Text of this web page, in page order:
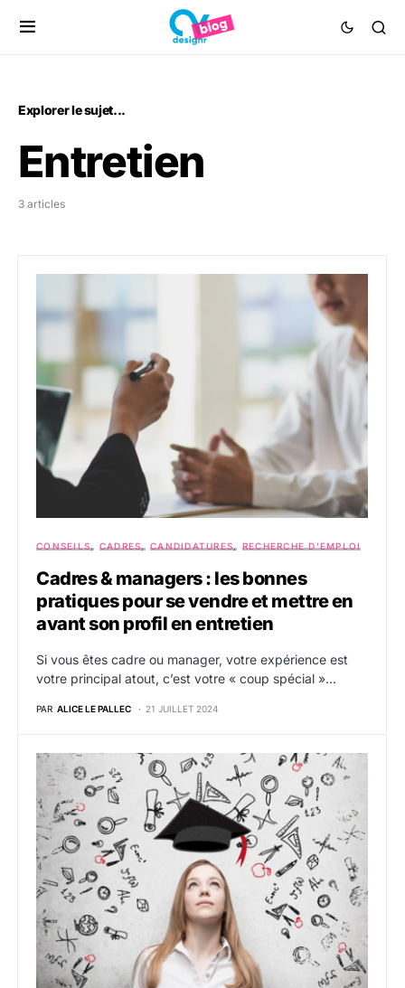
Explorer le sujet...
Entretien
3 articles
CONSEILS CADRES CANDIDATURES RECHERCHE D'EMPLOI
Cadres & managers : les bonnes
pratiques pour se vendre et mettre en
avant son profil en entretien
Si vous êtes cadre ou manager, votre expérience est
votre principal atout, c’est votre « coup spécial »…
PAR ALICE LE PALLEC 21 JUILLET 2024